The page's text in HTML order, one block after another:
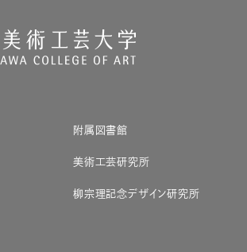
附属図書館
美術工芸研究所
柳宗理記念デザイン研究所